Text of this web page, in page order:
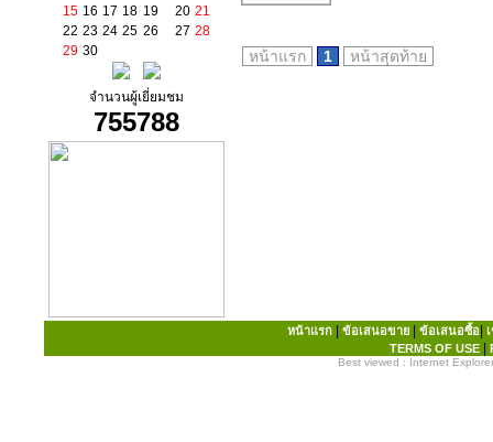
15 16 17 18 19 20 21
22 23 24 25 26 27 28
29 30
จำนวนผู้เยี่ยมชม
755788
หน้าแรก 1 หน้าสุดท้าย
หน้าแรก| ข้อเสนอขาย| ข้อเสนอซื้อ
TERMS OF USE|
Best viewed : Internet